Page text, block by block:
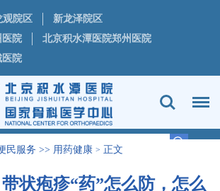
观院区
新龙泽院区
医院
北京积水潭医院郑州医院
医院
民服务 >> 用药健康 > 正文
状疱疹“药”怎么防，怎么